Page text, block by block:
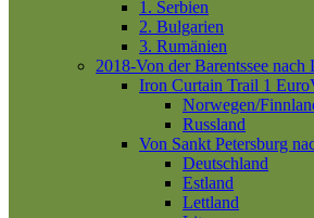
1. Serbien
2. Bulgarien
3. Rumänien
2018-Von der Barentssee nach
Iron Curtain Trail 1
Norwegen/
Russland
Von Sankt Petersburg
Deutschland
Estland
Lettland